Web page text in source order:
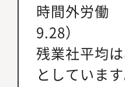
時間外労働
9.28）
残業社平均
としています